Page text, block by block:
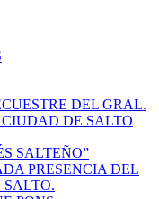
DEL GRAL.
DE SALTO
SALTEÑO”
PRESENCIA DEL